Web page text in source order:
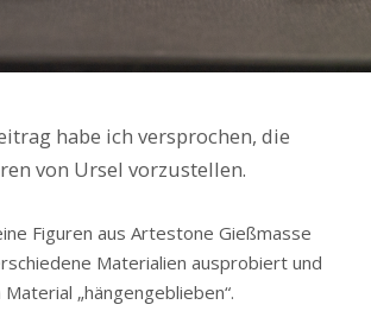
habe ich versprochen, die
von Ursel vorzustellen.
Figuren aus Artestone Gießmasse
Materialien ausprobiert und
„hängengeblieben“.